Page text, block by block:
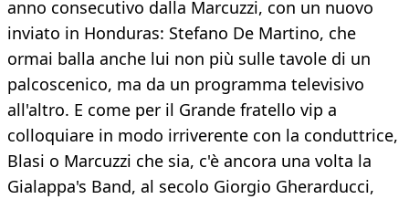
anno consecutivo dalla Marcuzzi, con un nuovo
inviato in Honduras: Stefano De Martino, che
ormai balla anche lui non più sulle tavole di un
palcoscenico, ma da un programma televisivo
all'altro. E come per il Grande fratello vip a
colloquiare in modo irriverente con la conduttrice,
Blasi o Marcuzzi che sia, c'è ancora una volta la
Gialappa's Band, al secolo Giorgio Gherarducci,